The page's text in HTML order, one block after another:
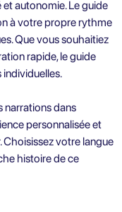
autonomie. Le guide
à votre propre rythme
Que vous souhaitiez
rapide, le guide
narrations dans
personnalisée et
votre langue
histoire de ce